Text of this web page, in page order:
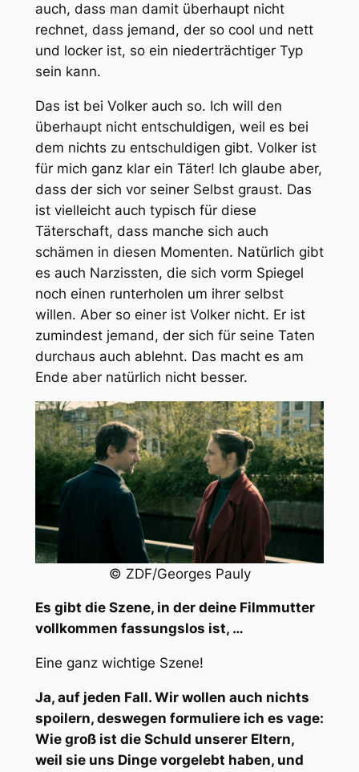
auch, dass man damit überhaupt nicht
rechnet, dass jemand, der so cool und nett
und locker ist, so ein niederträchtiger Typ
sein kann.
Das ist bei Volker auch so. Ich will den
überhaupt nicht entschuldigen, weil es bei
dem nichts zu entschuldigen gibt. Volker ist
für mich ganz klar ein Täter! Ich glaube aber,
dass der sich vor seiner Selbst graust. Das
ist vielleicht auch typisch für diese
Täterschaft, dass manche sich auch
schämen in diesen Momenten. Natürlich gibt
es auch Narzissten, die sich vorm Spiegel
noch einen runterholen um ihrer selbst
willen. Aber so einer ist Volker nicht. Er ist
zumindest jemand, der sich für seine Taten
durchaus auch ablehnt. Das macht es am
Ende aber natürlich nicht besser.
© ZDF/Georges Pauly
Es gibt die Szene, in der deine Filmmutter
vollkommen fassungslos ist, …
Eine ganz wichtige Szene!
Ja, auf jeden Fall. Wir wollen auch nichts
spoilern, deswegen formuliere ich es vage:
Wie groß ist die Schuld unserer Eltern,
weil sie uns Dinge vorgelebt haben, und